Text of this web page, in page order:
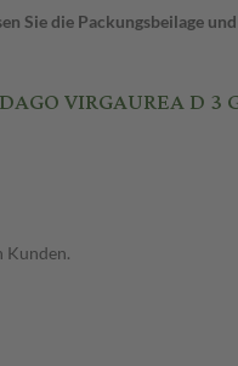
Sie die Packungsbeilage
VIRGAUREA D
Kunden.